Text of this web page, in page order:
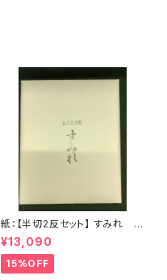
紙：【半切2反セット】 すみれ
(かな向き) (1反100枚×2) <商
品番号1200>
¥13,090
15%OFF